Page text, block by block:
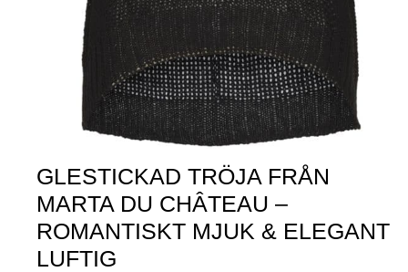
GLESTICKAD TRÖJA FRÅN
MARTA DU CHÂTEAU –
ROMANTISKT MJUK & ELEGANT
LUFTIG